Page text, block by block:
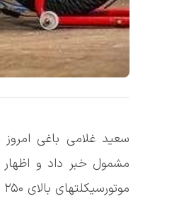
موتورسیکلتهای بالای ۲۵۰ سی سی تا ۱۴۰۰ سی سی میباشد.